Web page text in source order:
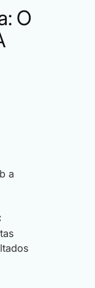
O
a